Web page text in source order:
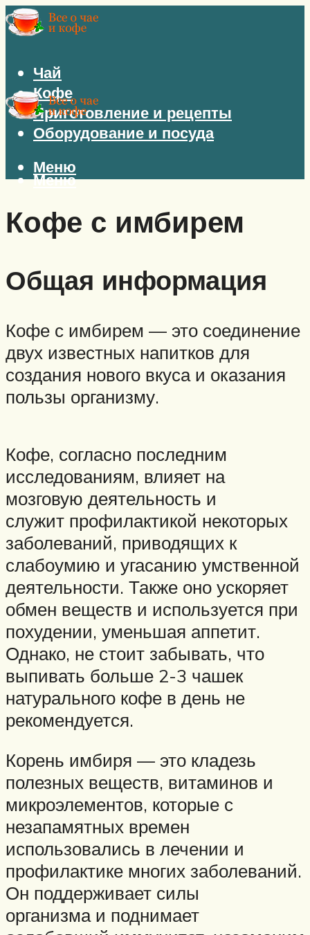
Чай
Кофе
Приготовление и рецепты
Оборудование и посуда
Меню
Меню
Кофе с имбирем
Общая информация
Кофе с имбирем — это соединение
двух известных напитков для
создания нового вкуса и оказания
пользы организму.
Кофе, согласно последним
исследованиям, влияет на
мозговую деятельность и
служит профилактикой некоторых
заболеваний, приводящих к
слабоумию и угасанию умственной
деятельности. Также оно ускоряет
обмен веществ и используется при
похудении, уменьшая аппетит.
Однако, не стоит забывать, что
выпивать больше 2-3 чашек
натурального кофе в день не
рекомендуется.
Корень имбиря — это кладезь
полезных веществ, витаминов и
микроэлементов, которые с
незапамятных времен
использовались в лечении и
профилактике многих заболеваний.
Он поддерживает силы
организма и поднимает